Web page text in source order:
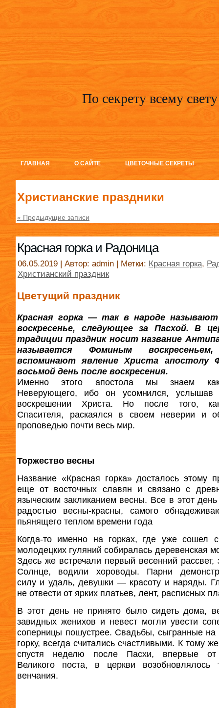
По секрету всему свету
ГЛАВНАЯ О САЙТЕ ЦВЕТОЧНЫЕ СЕКРЕТЫ
Христианские праздники
« Предыдущие записи
Красная горка и Радоница
06.05.2019 | Автор: admin | Метки: Красная горка,
Христианский праздник
Цветущий праздник
Красная горка — так в народе называют
воскресенье, следующее за Пасхой. В
традиции праздник носит название
называется Фоминым
вспоминают явление Христа апостолу
восьмой день после воскресения.
Именно этого апостола мы знаем
Неверующего, ибо он усомнился, услышав
воскрешении Христа. Но после того,
Спасителя, раскаялся в своем неверии и
проповедью почти весь мир.
Торжество весны
Название «Красная горка» досталось этому
еще от восточных славян и связано с
языческим закликанием весны. Все в этот
радостью весны-красны, самого
пьянящего теплом времени года
Когда-то именно на горках, где уже сошел
молодецких гуляний собиралась деревенская
Здесь же встречали первый весенний рассвет,
Солнце, водили хороводы. Парни
силу и удаль, девушки — красоту и наряды.
не отвести от ярких платьев, лент, расписных
В этот день не принято было сидеть дома,
завидных женихов и невест могли увести
соперницы пошустрее. Свадьбы, сыгранные на
горку, всегда считались счастливыми. К тому
спустя неделю после Пасхи, впервые от
Великого поста, в церкви возобновлялось
венчания.